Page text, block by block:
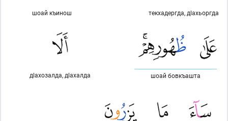
текхадергда, дlахьоргда
шоай къинош
шоай бовкъашта
дlахозалда, дlахалда